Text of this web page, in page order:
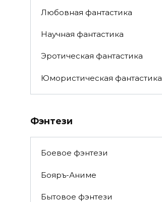
Любовная фантастика
Научная фантастика
Эротическая фантастика
Юмористическая фантастика
Фэнтези
Боевое фэнтези
Бояръ-Аниме
Бытовое фэнтези